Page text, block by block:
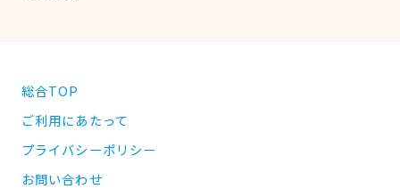
総合TOP
ご利用にあたって
プライバシーポリシー
お問い合わせ